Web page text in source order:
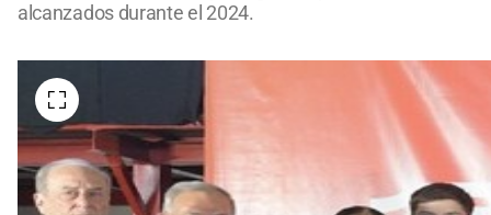
alcanzados durante el 2024.